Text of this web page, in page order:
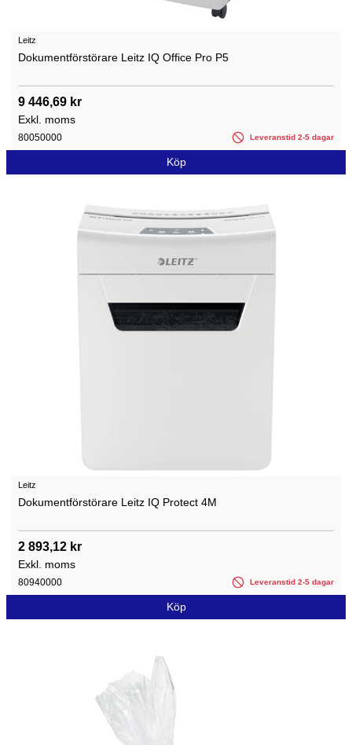
Leitz
Dokumentförstörare Leitz IQ Office Pro P5
9 446,69 kr
Exkl. moms
80050000 Leveranstid 2-5 dagar
Köp
Leitz
Dokumentförstörare Leitz IQ Protect 4M
2 893,12 kr
Exkl. moms
80940000 Leveranstid 2-5 dagar
Köp